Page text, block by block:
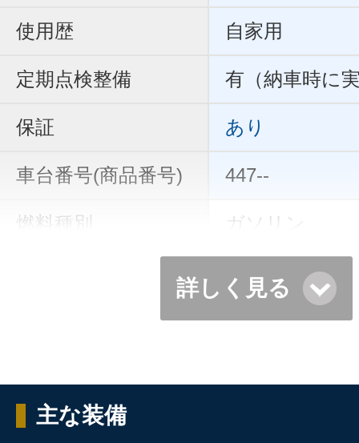
使用歴 自家用
定期点検整備 有（納車時に
保証 あり
車台番号(商品番号) 447--
燃料種別 ガソリン
詳しく見る
主な装備